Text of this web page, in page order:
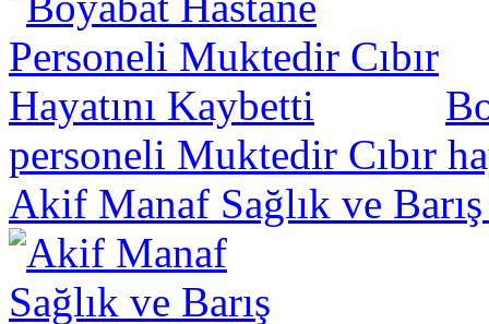
personeli Muktedir Cıbır
Akif Manaf Sağlık ve